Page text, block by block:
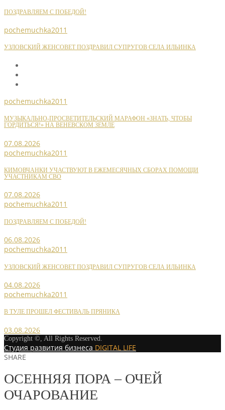
ПОЗДРАВЛЯЕМ С ПОБЕДОЙ!
pochemuchka2011
УЗЛОВСКИЙ ЖЕНСОВЕТ ПОЗДРАВИЛ СУПРУГОВ СЕЛА ИЛЬИНКА
pochemuchka2011
МУЗЫКАЛЬНО-ПРОСВЕТИТЕЛЬСКИЙ МАРАФОН «ЗНАТЬ, ЧТОБЫ
ГОРДИТЬСЯ!» НА ВЕНЕВСКОМ ЗЕМЛЕ
07.08.2026
pochemuchka2011
КИМОВЧАНКИ УЧАСТВУЮТ В ЕЖЕМЕСЯЧНЫХ СБОРАХ ПОМОЩИ
УЧАСТНИКАМ СВО
07.08.2026
pochemuchka2011
ПОЗДРАВЛЯЕМ С ПОБЕДОЙ!
06.08.2026
pochemuchka2011
УЗЛОВСКИЙ ЖЕНСОВЕТ ПОЗДРАВИЛ СУПРУГОВ СЕЛА ИЛЬИНКА
04.08.2026
pochemuchka2011
В ТУЛЕ ПРОШЕЛ ФЕСТИВАЛЬ ПРЯНИКА
03.08.2026
Copyright ©, All Rights Reserved.
Студия развития бизнеса DIGITAL LIFE
SHARE
ОСЕННЯЯ ПОРА – ОЧЕЙ
ОЧАРОВАНИЕ